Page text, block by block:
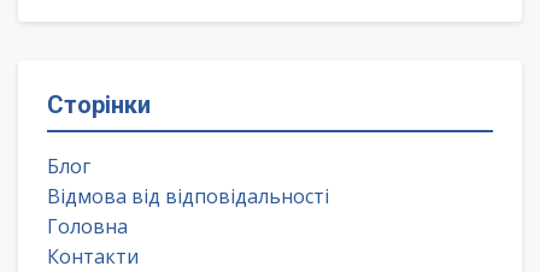
Сторінки
Блог
Відмова від відповідальності
Головна
Контакти